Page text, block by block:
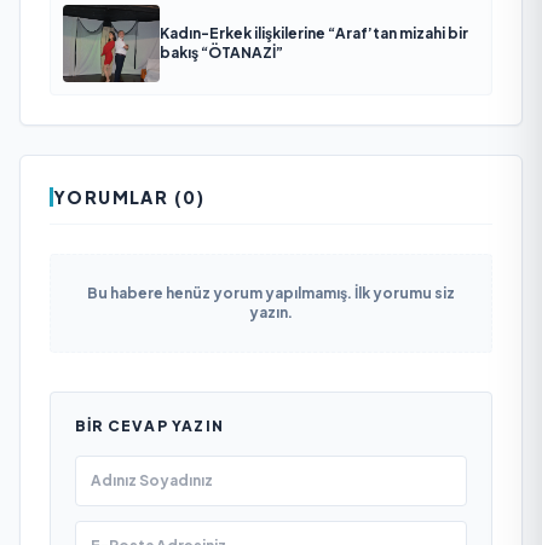
Kadın-Erkek ilişkilerine “Araf’tan mizahi bir
bakış “ÖTANAZİ”
YORUMLAR (0)
Bu habere henüz yorum yapılmamış. İlk yorumu siz
yazın.
BIR CEVAP YAZIN